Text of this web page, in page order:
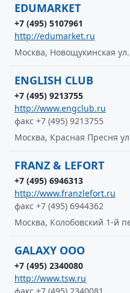
EDUMARKET
+7 (495) 5107961
http://edumarket.ru
Москва, Новощукинская
ENGLISH CLUB
+7 (495) 9213755
http://www.engclub.ru
факс +7 (495) 9213755
Москва, Красная Пресня
FRANZ & LEFORT
+7 (495) 6946313
http://www.franzlefort.ru
факс +7 (495) 6944362
Москва, Колобовский 1-й
GALAXY ООО
+7 (495) 2340080
http://www.tsw.ru